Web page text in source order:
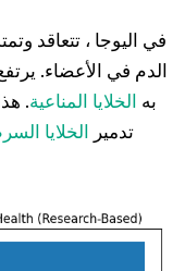
في اليوجا ، تتعاقد
الدم في الأعضاء.
به
الخلايا المناعية.
تدمير
الخلايا